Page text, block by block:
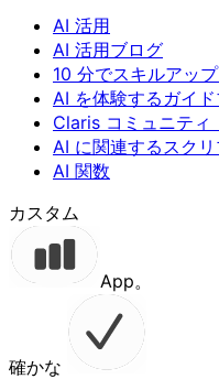
AI 活用
AI 活用ブログ
10 分でスキルアップ
AI を体験するガイ
Claris コミュニティ
AI に関連するスク
AI 関数
カスタム
App。
確かな